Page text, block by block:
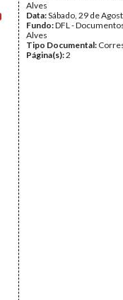
Alves
Data:Sábado, 29 de
Fundo:DFL -
Alves
Tipo Documental:
Página(s):2